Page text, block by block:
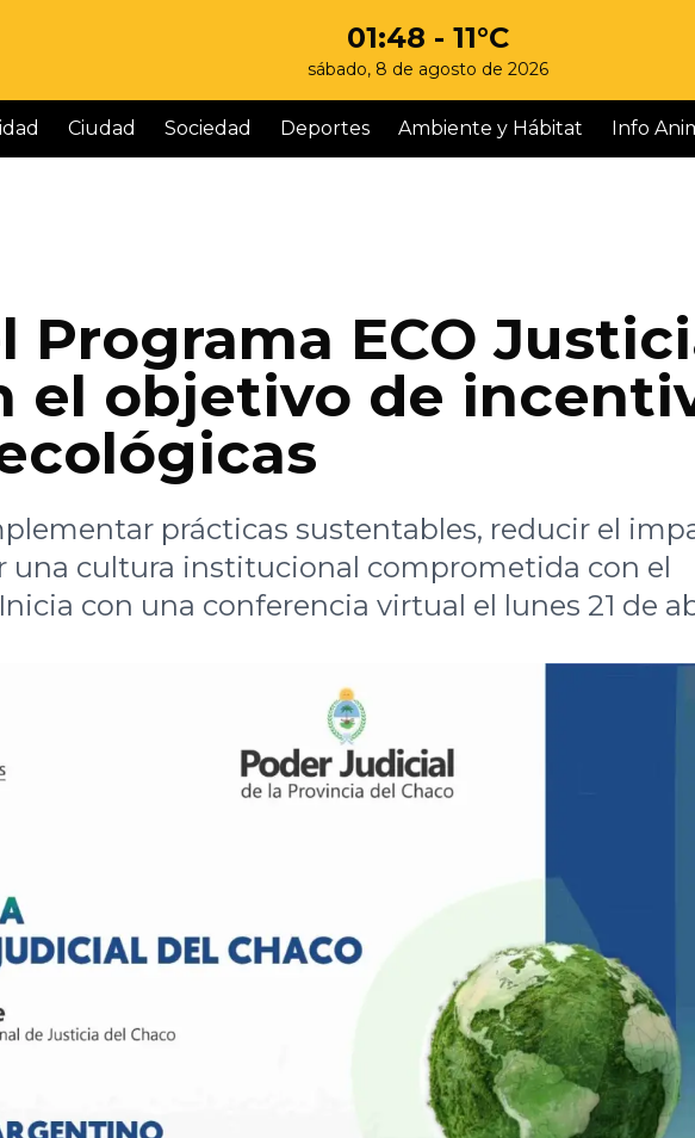
01:48 - 11°C
sábado, 8 de agosto de 2026
Ciudad Sociedad Deportes Ambiente y Hábitat Info
Programa ECO
el objetivo de
prácticas sustentables, reducir el
una cultura institucional comprometida con el
con una conferencia virtual el lunes 21 de